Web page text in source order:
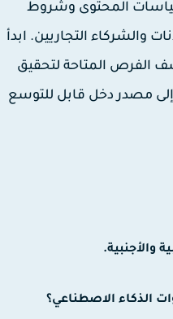
المحتوى وشروط
التجاريين. ابدأ
المتاحة لتحقيق
مصدر دخل قابل للتوسع
الذكاء الاصطناعي؟